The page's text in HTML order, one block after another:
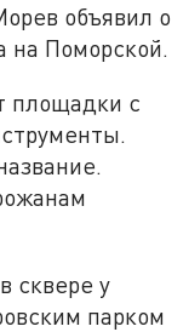
объявил о
на Поморской.
площадки с
сквере у
парком